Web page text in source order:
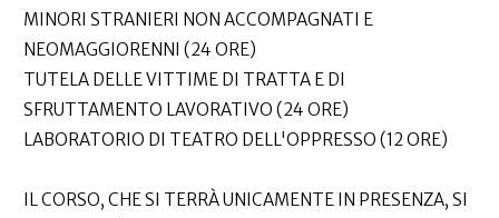
MINORI STRANIERI NON ACCOMPAGNATI E
NEOMAGGIORENNI (24 ORE)
TUTELA DELLE VITTIME DI TRATTA E DI
SFRUTTAMENTO LAVORATIVO (24 ORE)
LABORATORIO DI TEATRO DELL'OPPRESSO (12 ORE)
IL CORSO, CHE SI TERRÀ UNICAMENTE IN PRESENZA, SI